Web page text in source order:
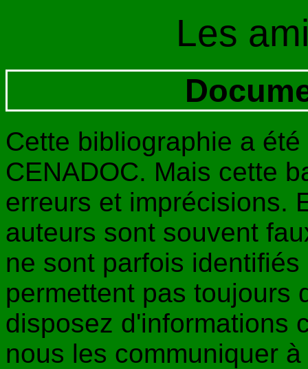
Les
Cette bibliographie a
CENADOC. Mais cette
erreurs et imprécisions.
auteurs sont souvent
ne sont parfois
permettent pas toujours
disposez d'informations
nous les communiquer à